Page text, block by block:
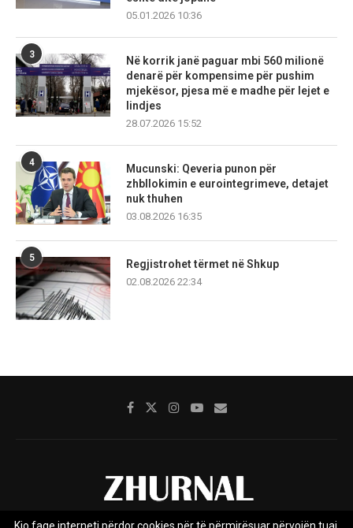
05.01.2026 10:36
3
Në korrik janë paguar mbi 560 milionë
denarë për kompensime për pushim
mjekësor, pjesa më e madhe për lejet e
lindjes
28.07.2026 15:52
4
Mucunski: Qeveria punon për
zhbllokimin e eurointegrimeve, detajet
nuk thuhen
03.08.2026 16:35
5
Regjistrohet tërmet në Shkup
02.08.2026 22:34